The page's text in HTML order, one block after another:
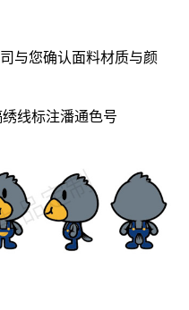
与您确认面料材质与颜
线标注潘通色号